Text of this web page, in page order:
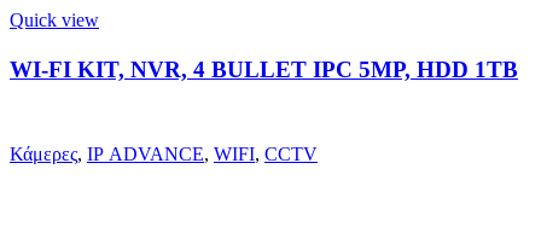
Quick view
WI-FI KIT, NVR, 4 BULLET IPC 5MP, HDD 1TB
Κάμερες, IP ADVANCE, WIFI, CCTV